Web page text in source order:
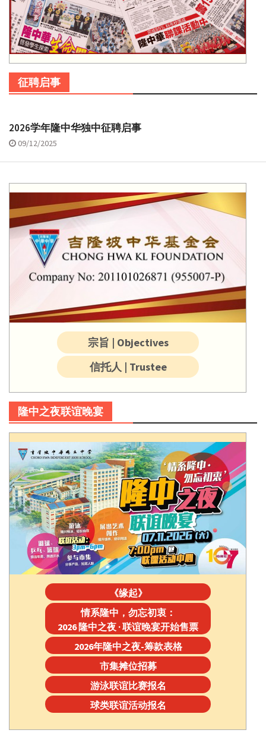
征聘启事
2026学年隆中华独中征聘启事
09/12/2025
宗旨 | Objectives
信托人 | Trustee
隆中之夜联谊晚宴
《缘起》
情系隆中，勿忘初衷：
2026 隆中之夜 · 联谊晚宴开始售票
2026年隆中之夜-筹款表格
市集摊位招募
游泳联谊比赛报名
球类联谊活动报名